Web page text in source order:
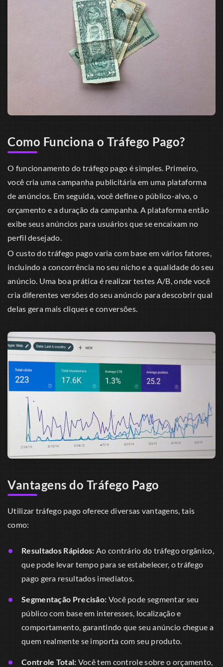
Como Funciona o Tráfego Pago?
O funcionamento do tráfego pago é simples. Primeiro,
você cria uma campanha publicitária em uma plataforma
de anúncios. Em seguida, você define o público-alvo, o
orçamento e a duração da campanha. A plataforma então
exibe seus anúncios para usuários que se encaixam no
perfil desejado.
O custo do tráfego pago varia com base em vários fatores,
incluindo a concorrência no seu nicho e a qualidade do seu
anúncio. Uma boa prática é realizar testes A/B, onde você
cria diferentes versões do seu anúncio para descobrir qual
delas gera mais cliques e conversões.
Vantagens do Tráfego Pago
Utilizar tráfego pago oferece diversas vantagens, tais
como:
Resultados Rápidos: Ao contrário do tráfego orgânico,
que pode levar tempo para se estabelecer, o tráfego
pago gera resultados imediatos.
Segmentação Precisão: Você pode segmentar seu
público com base em interesses, localização e
comportamento, garantindo que seu anúncio chegue a
quem realmente se importa com seu produto.
Controle Total: Você tem controle sobre o orçamento,